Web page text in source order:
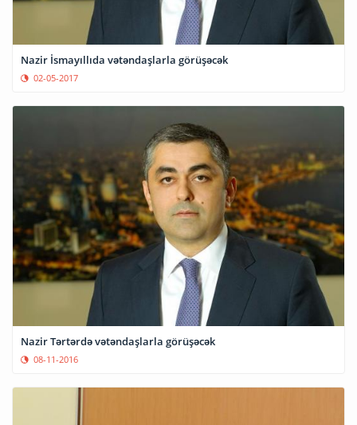
Nazir İsmayıllıda vətəndaşlarla görüşəcək
02-05-2017
Nazir Tərtərdə vətəndaşlarla görüşəcək
08-11-2016